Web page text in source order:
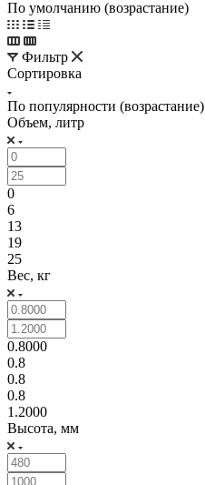
По умолчанию (возрастание)
Фильтр
Сортировка
По популярности (возрастание)
Объем, литр
0
6
13
19
25
Вес, кг
0.8000
0.8
0.8
0.8
1.2000
Высота, мм